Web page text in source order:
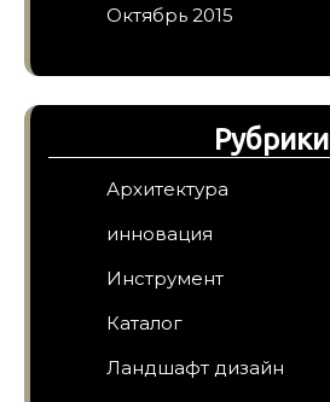
Октябрь 2015
Рубрики
Архитектура
инновация
Инструмент
Каталог
Ландшафт дизайн